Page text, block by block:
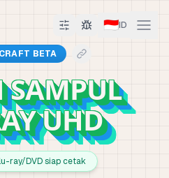
🇮🇩ID
BETA
SAMPUL
UHD
ray/DVD siap cetak